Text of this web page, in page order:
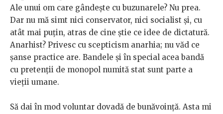
Ale unui om care gândește cu buzunarele? Nu prea.
Dar nu mă simt nici conservator, nici socialist și, cu
atât mai puțin, atras de cine știe ce idee de dictatură.
Anarhist? Privesc cu scepticism anarhia; nu văd ce
șanse practice are. Bandele și în special acea bandă
cu pretenții de monopol numită stat sunt parte a
vieții umane.
Să dai în mod voluntar dovadă de bunăvoință. Asta mi